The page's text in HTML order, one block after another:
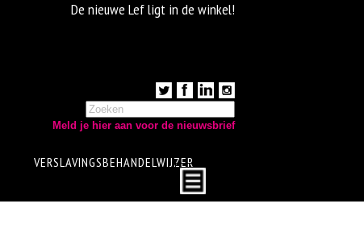
De nieuwe Lef ligt in de winkel!
Meld je hier aan voor de nieuwsbrief
VERSLAVINGSBEHANDELWIJZER